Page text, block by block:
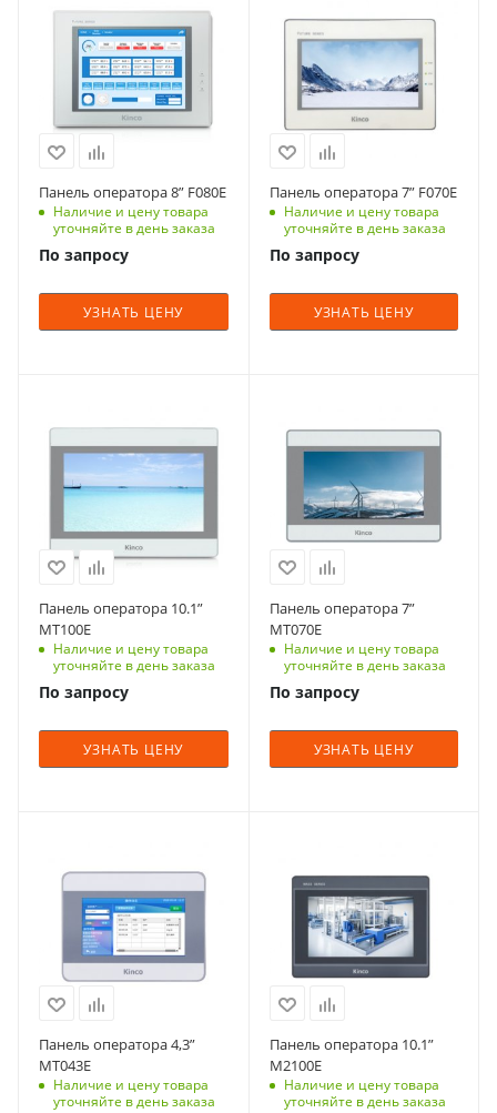
Панель оператора 8” F080E
Наличие и цену товара
уточняйте в день заказа
По запросу
УЗНАТЬ ЦЕНУ
Панель оператора 7” F070E
Наличие и цену товара
уточняйте в день заказа
По запросу
УЗНАТЬ ЦЕНУ
Панель оператора 10.1”
MT100E
Наличие и цену товара
уточняйте в день заказа
По запросу
УЗНАТЬ ЦЕНУ
Панель оператора 7”
MT070E
Наличие и цену товара
уточняйте в день заказа
По запросу
УЗНАТЬ ЦЕНУ
Панель оператора 4,3”
MT043E
Наличие и цену товара
уточняйте в день заказа
Панель оператора 10.1”
M2100E
Наличие и цену товара
уточняйте в день заказа